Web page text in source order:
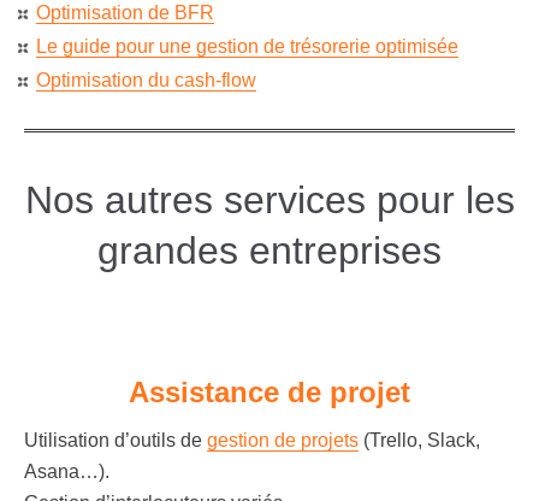
Optimisation de BFR
Le guide pour une gestion de trésorerie optimisée
Optimisation du cash-flow
Nos autres services pour les
grandes entreprises
Assistance de projet
Utilisation d’outils de gestion de projets (Trello, Slack,
Asana…).